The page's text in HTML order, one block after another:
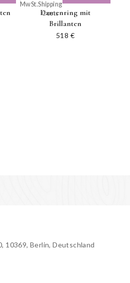
Damenring mit
Brillanten
518 €
MwSt.Shipping
Costs
10369, Berlin, Deutschland